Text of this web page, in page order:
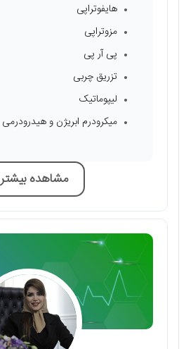
هایفوتراپی
مزوتراپی
پی آر پی
تزریق چربی
لیپوماتیک
میکرودرم ابریژن و هیدرودرمی
مشاهده بیشتر